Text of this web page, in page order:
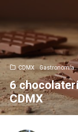
CDMX Gastronomía
6
CDMX